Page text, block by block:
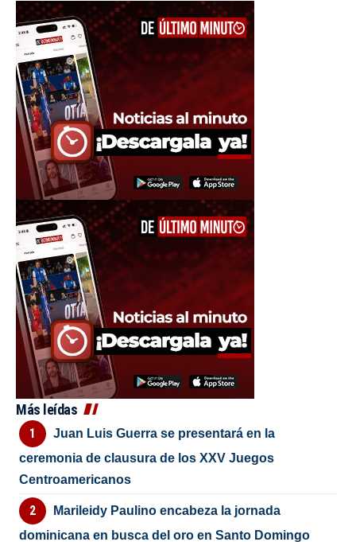
Más leídas
Juan Luis Guerra se presentará en la
ceremonia de clausura de los XXV Juegos
Centroamericanos
Marileidy Paulino encabeza la jornada
dominicana en busca del oro en Santo Domingo